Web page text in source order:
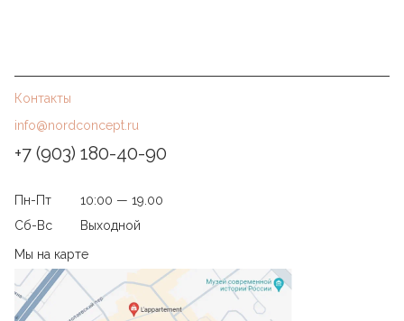
Контакты
info@nordconcept.ru
+7 (903) 180-40-90
Пн-Пт
10:00 — 19.00
Сб-Вс
Выходной
Мы на карте